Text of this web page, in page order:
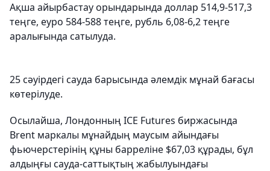
Ақша айырбастау орындарында доллар 514,9-517,3
теңге, еуро 584-588 теңге, рубль 6,08-6,2 теңге
аралығында сатылуда.
25 сәуірдегі сауда барысында әлемдік мұнай бағасы
көтерілуде.
Осылайша, Лондонның ICE Futures биржасында
Brent маркалы мұнайдың маусым айындағы
фьючерстерінің құны барреліне $67,03 құрады, бұл
алдыңғы сауда-саттықтың жабылуындағы